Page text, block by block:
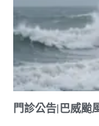
門診公告|巴威颱